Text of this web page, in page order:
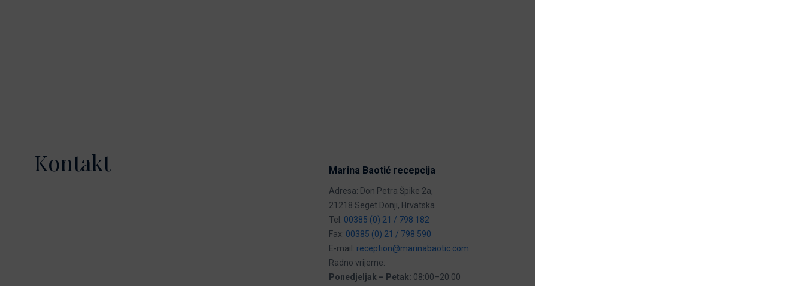
Kontakt Marina Baotić recepcija
Adresa: Don Petra Špike 2a,
21218 Seget Donji, Hrvatska
Tel: 00385 (0) 21 / 798 182
Fax: 00385 (0) 21 / 798 590
E-mail: reception@marinabaotic.com
Radno vrijeme:
Ponedjeljak – Petak: 08:00–20:00